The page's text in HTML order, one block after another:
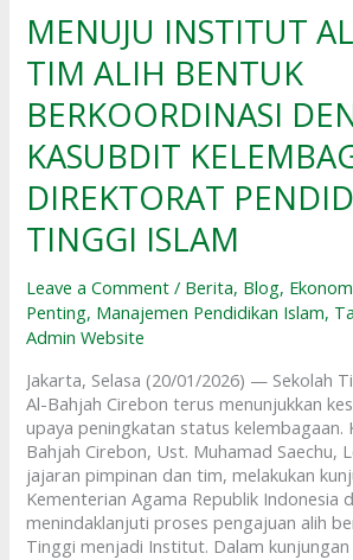
MENUJU INSTITUT
TIM ALIH BENTUK
BERKOORDINASI
KASUBDIT
DIREKTORAT
TINGGI ISLAM
Leave a Comment / Berita, Blog,
Penting, Manajemen Pendidikan Islam,
Admin Website
Jakarta, Selasa (20/01/2026) — Sekolah
Al-Bahjah Cirebon terus menunjukkan
upaya peningkatan status kelembagaan.
Bahjah Cirebon, Ust. Muhamad Saechu,
jajaran pimpinan dan tim, melakukan
Kementerian Agama Republik Indonesia
menindaklanjuti proses pengajuan alih
Tinggi menjadi Institut. Dalam
AL-
BAHJAH:
TIM
ALIH
BENTUK
DENGAN
KASUBDIT
KELEMBAGAAN
DIREKTORAT
PENDIDIKAN
TINGGI
ISLAM